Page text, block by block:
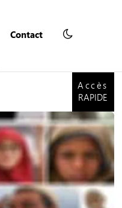
Contact
Accès
RAPIDE